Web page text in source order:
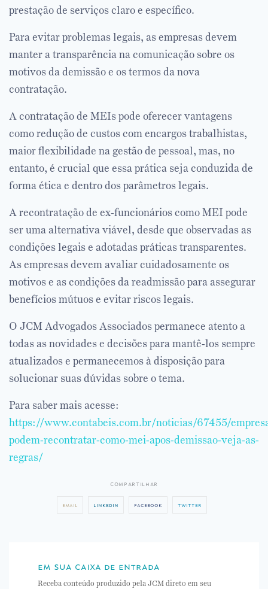
prestação de serviços claro e específico.
Para evitar problemas legais, as empresas devem
manter a transparência na comunicação sobre os
motivos da demissão e os termos da nova
contratação.
A contratação de MEIs pode oferecer vantagens
como redução de custos com encargos trabalhistas,
maior flexibilidade na gestão de pessoal, mas, no
entanto, é crucial que essa prática seja conduzida de
forma ética e dentro dos parâmetros legais.
A recontratação de ex-funcionários como MEI pode
ser uma alternativa viável, desde que observadas as
condições legais e adotadas práticas transparentes.
As empresas devem avaliar cuidadosamente os
motivos e as condições da readmissão para assegurar
benefícios mútuos e evitar riscos legais.
O JCM Advogados Associados permanece atento a
todas as novidades e decisões para mantê-los sempre
atualizados e permanecemos à disposição para
solucionar suas dúvidas sobre o tema.
Para saber mais acesse:
https://www.contabeis.com.br/noticias/67455/
podem-recontratar-como-mei-apos-demissao-veja-as-
regras/
compartilhar
email linkedin facebook twitter
em sua caixa de entrada
Receba conteúdo produzido pela JCM direto em seu